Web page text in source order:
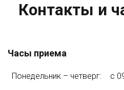
Контакты и
Часы приема
Понедельник – четверг:
с